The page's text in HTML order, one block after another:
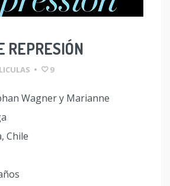
REPRESIÓN
• 9
Wagner y Marianne
Chile